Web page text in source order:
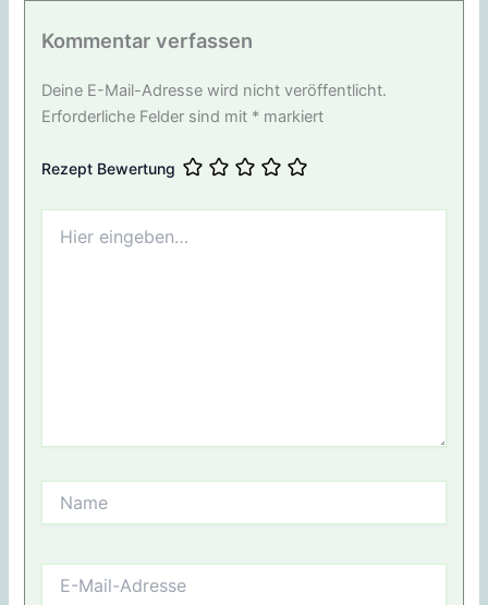
Kommentar verfassen
Deine E-Mail-Adresse wird nicht veröffentlicht.
Erforderliche Felder sind mit * markiert
Rezept Bewertung
eingeben…
Mail-